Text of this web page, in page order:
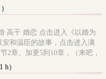
为名》《似婚》都已完结，新
中，都是高H剧情流，详情可
（本文已完结，这几天会陆续
） 1V1 SC 剧情流炖肉 暖宠
清水版实体书已签约魅丽文
高干 婚恋 点击进入《以婚为
和温臣的故事，点击进入满
2章。加更5到10章，（来吧，
出之前欠下的两章的福利章
腻，1v1，sc，文案暂定：尚珺
h）